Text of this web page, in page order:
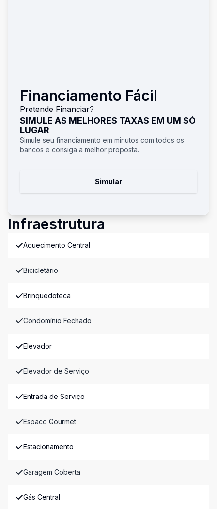
Financiamento Fácil
Pretende Financiar?
SIMULE AS MELHORES TAXAS EM UM SÓ
LUGAR
Simule seu financiamento em minutos com todos os
bancos e consiga a melhor proposta.
Simular
Infraestrutura
Aquecimento Central
Bicicletário
Brinquedoteca
Condomínio Fechado
Elevador
Elevador de Serviço
Entrada de Serviço
Espaco Gourmet
Estacionamento
Garagem Coberta
Gás Central